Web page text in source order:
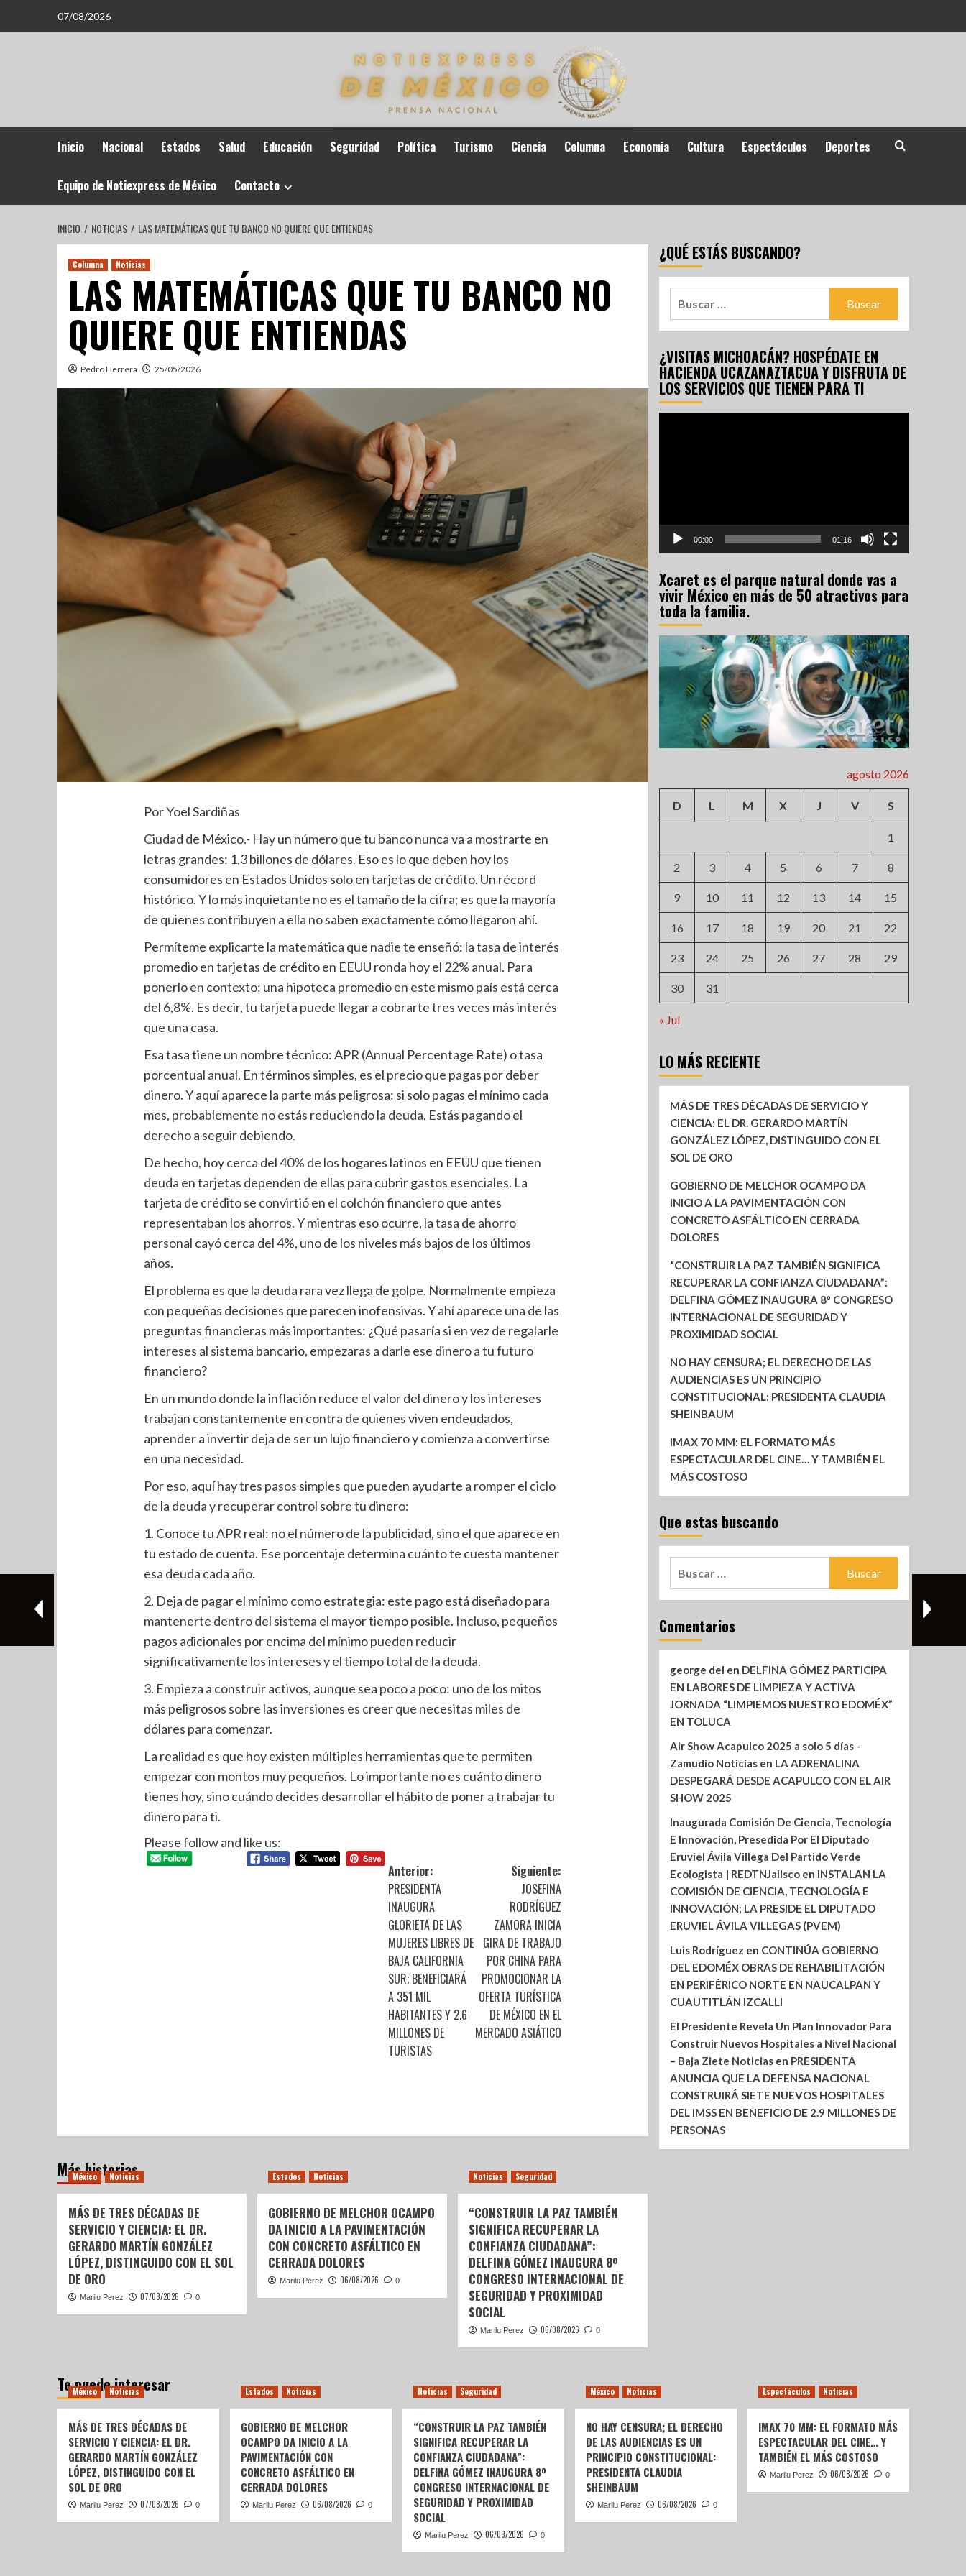
07/08/2026
Inicio Nacional Estados Salud Educación Seguridad Política Turismo Ciencia Columna Economia Cultura Espectáculos Deportes
Equipo de Notiexpress de México Contacto
INICIO NOTICIAS LAS MATEMÁTICAS QUE TU BANCO NO QUIERE QUE ENTIENDAS
Columna Noticias
LAS MATEMÁTICAS QUE TU BANCO NO
QUIERE QUE ENTIENDAS
Pedro Herrera 25/05/2026
Por Yoel Sardiñas
Ciudad de México.- Hay un número que tu banco nunca va a mostrarte en
letras grandes: 1,3 billones de dólares. Eso es lo que deben hoy los
consumidores en Estados Unidos solo en tarjetas de crédito. Un récord
histórico. Y lo más inquietante no es el tamaño de la cifra; es que la mayoría
de quienes contribuyen a ella no saben exactamente cómo llegaron ahí.
Permíteme explicarte la matemática que nadie te enseñó: la tasa de interés
promedio en tarjetas de crédito en EEUU ronda hoy el 22% anual. Para
ponerlo en contexto: una hipoteca promedio en este mismo país está cerca
del 6,8%. Es decir, tu tarjeta puede llegar a cobrarte tres veces más interés
que una casa.
Esa tasa tiene un nombre técnico: APR (Annual Percentage Rate) o tasa
porcentual anual. En términos simples, es el precio que pagas por deber
dinero. Y aquí aparece la parte más peligrosa: si solo pagas el mínimo cada
mes, probablemente no estás reduciendo la deuda. Estás pagando el
derecho a seguir debiendo.
De hecho, hoy cerca del 40% de los hogares latinos en EEUU que tienen
deuda en tarjetas dependen de ellas para cubrir gastos esenciales. La
tarjeta de crédito se convirtió en el colchón financiero que antes
representaban los ahorros. Y mientras eso ocurre, la tasa de ahorro
personal cayó cerca del 4%, uno de los niveles más bajos de los últimos
años.
El problema es que la deuda rara vez llega de golpe. Normalmente empieza
con pequeñas decisiones que parecen inofensivas. Y ahí aparece una de las
preguntas financieras más importantes: ¿Qué pasaría si en vez de regalarle
intereses al sistema bancario, empezaras a darle ese dinero a tu futuro
financiero?
En un mundo donde la inflación reduce el valor del dinero y los intereses
trabajan constantemente en contra de quienes viven endeudados,
aprender a invertir deja de ser un lujo financiero y comienza a convertirse
en una necesidad.
Por eso, aquí hay tres pasos simples que pueden ayudarte a romper el ciclo
de la deuda y recuperar control sobre tu dinero:
1. Conoce tu APR real: no el número de la publicidad, sino el que aparece en
tu estado de cuenta. Ese porcentaje determina cuánto te cuesta mantener
esa deuda cada año.
2. Deja de pagar el mínimo como estrategia: este pago está diseñado para
mantenerte dentro del sistema el mayor tiempo posible. Incluso, pequeños
pagos adicionales por encima del mínimo pueden reducir
significativamente los intereses y el tiempo total de la deuda.
3. Empieza a construir activos, aunque sea poco a poco: uno de los mitos
más peligrosos sobre las inversiones es creer que necesitas miles de
dólares para comenzar.
La realidad es que hoy existen múltiples herramientas que te permiten
empezar con montos muy pequeños. Lo importante no es cuánto dinero
tienes hoy, sino cuándo decides desarrollar el hábito de poner a trabajar tu
dinero para ti.
Please follow and like us:
Anterior:
PRESIDENTA
INAUGURA
GLORIETA DE LAS
MUJERES LIBRES DE
BAJA CALIFORNIA
SUR; BENEFICIARÁ
A 351 MIL
HABITANTES Y 2.6
MILLONES DE
TURISTAS
Siguiente:
JOSEFINA
RODRÍGUEZ
ZAMORA INICIA
GIRA DE TRABAJO
POR CHINA PARA
PROMOCIONAR LA
OFERTA TURÍSTICA
DE MÉXICO EN EL
MERCADO ASIÁTICO
Más historias
México Noticias
MÁS DE TRES DÉCADAS DE
SERVICIO Y CIENCIA: EL DR.
GERARDO MARTÍN GONZÁLEZ
LÓPEZ, DISTINGUIDO CON EL SOL
DE ORO
Marilu Perez 07/08/2026 0
Estados Noticias
GOBIERNO DE MELCHOR OCAMPO
DA INICIO A LA PAVIMENTACIÓN
CON CONCRETO ASFÁLTICO EN
CERRADA DOLORES
Marilu Perez 06/08/2026 0
Noticias Seguridad
“CONSTRUIR LA PAZ TAMBIÉN
SIGNIFICA RECUPERAR LA
CONFIANZA CIUDADANA”:
DELFINA GÓMEZ INAUGURA 8º
CONGRESO INTERNACIONAL DE
SEGURIDAD Y PROXIMIDAD
SOCIAL
Marilu Perez 06/08/2026 0
¿QUÉ ESTÁS BUSCANDO?
¿VISITAS MICHOACÁN? HOSPÉDATE EN
HACIENDA UCAZANAZTACUA Y DISFRUTA DE
LOS SERVICIOS QUE TIENEN PARA TI
00:00 01:16
Xcaret es el parque natural donde vas a
vivir México en más de 50 atractivos para
toda la familia.
agosto 2026
D L M X J V S
1
2 3 4 5 6 7 8
9 10 11 12 13 14 15
16 17 18 19 20 21 22
23 24 25 26 27 28 29
30 31
« Jul
LO MÁS RECIENTE
MÁS DE TRES DÉCADAS DE SERVICIO Y
CIENCIA: EL DR. GERARDO MARTÍN
GONZÁLEZ LÓPEZ, DISTINGUIDO CON EL
SOL DE ORO
GOBIERNO DE MELCHOR OCAMPO DA
INICIO A LA PAVIMENTACIÓN CON
CONCRETO ASFÁLTICO EN CERRADA
DOLORES
“CONSTRUIR LA PAZ TAMBIÉN SIGNIFICA
RECUPERAR LA CONFIANZA CIUDADANA”:
DELFINA GÓMEZ INAUGURA 8º CONGRESO
INTERNACIONAL DE SEGURIDAD Y
PROXIMIDAD SOCIAL
NO HAY CENSURA; EL DERECHO DE LAS
AUDIENCIAS ES UN PRINCIPIO
CONSTITUCIONAL: PRESIDENTA CLAUDIA
SHEINBAUM
IMAX 70 MM: EL FORMATO MÁS
ESPECTACULAR DEL CINE… Y TAMBIÉN EL
MÁS COSTOSO
Que estas buscando
Comentarios
george del en DELFINA GÓMEZ PARTICIPA
EN LABORES DE LIMPIEZA Y ACTIVA
JORNADA “LIMPIEMOS NUESTRO EDOMÉX”
EN TOLUCA
Air Show Acapulco 2025 a solo 5 días -
Zamudio Noticiasen LA ADRENALINA
DESPEGARÁ DESDE ACAPULCO CON EL AIR
SHOW 2025
Inaugurada Comisión De Ciencia, Tecnología
E Innovación, Presedida Por El Diputado
Eruviel Ávila Villega Del Partido Verde
Ecologista | REDTNJaliscoen INSTALAN LA
COMISIÓN DE CIENCIA, TECNOLOGÍA E
INNOVACIÓN; LA PRESIDE EL DIPUTADO
ERUVIEL ÁVILA VILLEGAS (PVEM)
Luis Rodríguez en CONTINÚA GOBIERNO
DEL EDOMÉX OBRAS DE REHABILITACIÓN
EN PERIFÉRICO NORTE EN NAUCALPAN Y
CUAUTITLÁN IZCALLI
El Presidente Revela Un Plan Innovador Para
Construir Nuevos Hospitales a Nivel Nacional
– Baja Ziete Noticiasen PRESIDENTA
ANUNCIA QUE LA DEFENSA NACIONAL
CONSTRUIRÁ SIETE NUEVOS HOSPITALES
DEL IMSS EN BENEFICIO DE 2.9 MILLONES DE
PERSONAS
Te puede interesar
México Noticias
MÁS DE TRES DÉCADAS DE
SERVICIO Y CIENCIA: EL DR.
GERARDO MARTÍN GONZÁLEZ
LÓPEZ, DISTINGUIDO CON EL
SOL DE ORO
Marilu Perez 07/08/2026 0
Estados Noticias
GOBIERNO DE MELCHOR
OCAMPO DA INICIO A LA
PAVIMENTACIÓN CON
CONCRETO ASFÁLTICO EN
CERRADA DOLORES
Marilu Perez 06/08/2026 0
Noticias Seguridad
“CONSTRUIR LA PAZ TAMBIÉN
SIGNIFICA RECUPERAR LA
CONFIANZA CIUDADANA”:
DELFINA GÓMEZ INAUGURA 8º
CONGRESO INTERNACIONAL DE
SEGURIDAD Y PROXIMIDAD
SOCIAL
Marilu Perez 06/08/2026 0
México Noticias
NO HAY CENSURA; EL DERECHO
DE LAS AUDIENCIAS ES UN
PRINCIPIO CONSTITUCIONAL:
PRESIDENTA CLAUDIA
SHEINBAUM
Marilu Perez 06/08/2026 0
Espectáculos Noticias
IMAX 70 MM: EL FORMATO MÁS
ESPECTACULAR DEL CINE… Y
TAMBIÉN EL MÁS COSTOSO
Marilu Perez 06/08/2026 0